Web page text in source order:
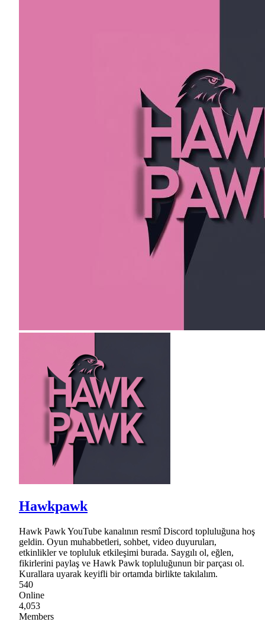
Hawkpawk
Hawk Pawk YouTube kanalının resmî Discord topluluğuna hoş
geldin. Oyun muhabbetleri, sohbet, video duyuruları,
etkinlikler ve topluluk etkileşimi burada. Saygılı ol, eğlen,
fikirlerini paylaş ve Hawk Pawk topluluğunun bir parçası ol.
Kurallara uyarak keyifli bir ortamda birlikte takılalım.
540
Online
4,053
Members